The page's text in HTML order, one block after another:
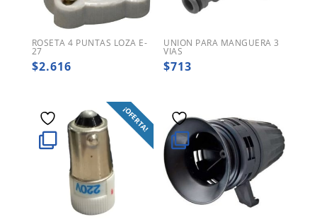
ROSETA 4 PUNTAS LOZA E-
27
$2.616
UNION PARA MANGUERA 3
VIAS
$713
¡OFERTA!